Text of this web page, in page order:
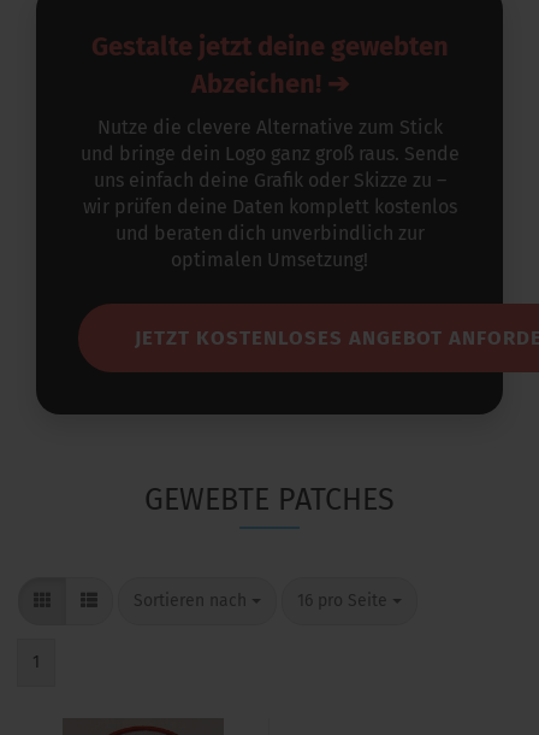
Gestalte jetzt deine gewebten
Abzeichen! ➔
Nutze die clevere Alternative zum Stick
und bringe dein Logo ganz groß raus. Sende
uns einfach deine Grafik oder Skizze zu –
wir prüfen deine Daten komplett kostenlos
und beraten dich unverbindlich zur
optimalen Umsetzung!
JETZT KOSTENLOSES ANGEBOT
GEWEBTE PATCHES
Sortieren nach 16 pro Seite
1